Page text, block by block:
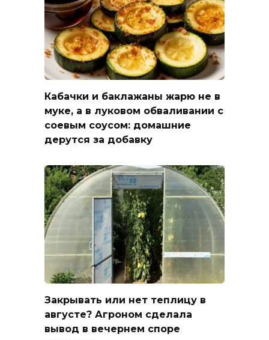
Кабачки и баклажаны жарю не в
муке, а в луковом обваливании с
соевым соусом: домашние
дерутся за добавку
Закрывать или нет теплицу в
августе? Агроном сделала
вывод в вечернем споре